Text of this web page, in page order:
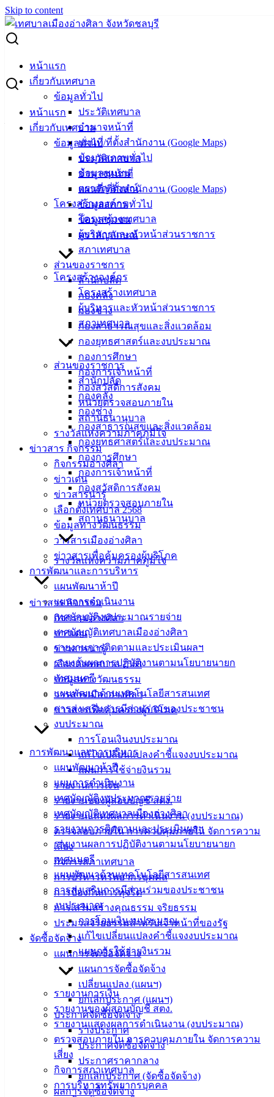
Skip to content
หน้าแรก
เกี่ยวกับเทศบาล
ข้อมูลทั่วไป
ประวัติเทศบาล
อำนาจหน้าที่
แผนที่/ที่ตั้งสำนักงาน (Google Maps)
ข้อมูลสภาพทั่วไป
ข้อมูลชุมชน
ตราสัญลักษณ์
โครงสร้างองค์กร
โครงสร้างเทศบาล
ผู้บริหารและหัวหน้าส่วนราชการ
สภาเทศบาล
ส่วนของราชการ
สำนักปลัด
กองคลัง
กองช่าง
กองสาธารณสุขและสิ่งแวดล้อม
กองยุทธศาสตร์และงบประมาณ
กองการศึกษา
กองการเจ้าหน้าที่
กองสวัสดิการสังคม
หน่วยตรวจสอบภายใน
สถานธนานุบาล
รางวัลแห่งความภาคภูมิใจ
ข่าวสาร กิจกรรม
กิจกรรมอ่างศิลา
ข่าวเด่น
ข่าวสารน่ารู้
เลือกตั้งเทศบาล 2568
ข้อมูลทางวัฒนธรรม
วารสารเมืองอ่างศิลา
ข่าวสารเพื่อคุ้มครองผู้บริโภค
การพัฒนาและการบริหาร
แผนพัฒนาห้าปี
แผนการดำเนินงาน
เทศบัญญัติงบประมาณรายจ่าย
เทศบัญญัติเทศบาลเมืองอ่างศิลา
รายงานการติดตามและประเมินผลฯ
รายงานผลการปฏิบัติงานตามนโยบายนายก
เทศมนตรี
แผนพัฒนาด้านเทคโนโลยีสารสนเทศ
การส่งเสริมการมีส่วนร่วมของประชาชน
งบประมาณ
การโอนเงินงบประมาณ
แก้ไขเปลี่ยนแปลงคำชี้แจงงบประมาณ
แผนการใช้จ่ายงินรวม
รายงานการเงิน
รายงานของผู้สอบบัญชี สตง.
รายงานแสดงผลการดำเนินงาน (งบประมาณ)
ตรวจสอบภายใน การควบคุมภายใน จัดการความ
เสี่ยง
กิจการสภาเทศบาล
การบริหารทรัพยากรบุคคล
การป้องกันการทุจริต
การเสริมสร้างคุณธรรม จริยธรรม
ประมวลจริยธรรมสำหรับเจ้าหน้าที่ของรัฐ
จัดซื้อจัดจ้าง
แผนการจัดซื้อจัดจ้าง
แผนการจัดซื้อจัดจ้าง
เปลี่ยนแปลง (แผนฯ)
ยกเลิกประกาศ (แผนฯ)
ประกาศจัดซื้อจัดจ้าง
ร่างประกาศ
ประกาศจัดซื้อจัดจ้าง
ประกาศราคากลาง
ยกเลิกประกาศ (จัดซื้อจัดจ้าง)
ผลการจัดซื้อจัดจ้าง
หน้าแรก
เกี่ยวกับเทศบาล
ข้อมูลทั่วไป
ประวัติเทศบาล
อำนาจหน้าที่
แผนที่/ที่ตั้งสำนักงาน (Google Maps)
ข้อมูลสภาพทั่วไป
ข้อมูลชุมชน
ตราสัญลักษณ์
โครงสร้างองค์กร
โครงสร้างเทศบาล
ผู้บริหารและหัวหน้าส่วนราชการ
สภาเทศบาล
ส่วนของราชการ
สำนักปลัด
กองคลัง
กองช่าง
กองสาธารณสุขและสิ่งแวดล้อม
กองยุทธศาสตร์และงบประมาณ
กองการศึกษา
กองการเจ้าหน้าที่
กองสวัสดิการสังคม
หน่วยตรวจสอบภายใน
สถานธนานุบาล
รางวัลแห่งความภาคภูมิใจ
ข่าวสาร กิจกรรม
กิจกรรมอ่างศิลา
ข่าวเด่น
ข่าวสารน่ารู้
เลือกตั้งเทศบาล 2568
ข้อมูลทางวัฒนธรรม
วารสารเมืองอ่างศิลา
ข่าวสารเพื่อคุ้มครองผู้บริโภค
การพัฒนาและการบริหาร
แผนพัฒนาห้าปี
แผนการดำเนินงาน
เทศบัญญัติงบประมาณรายจ่าย
เทศบัญญัติเทศบาลเมืองอ่างศิลา
รายงานการติดตามและประเมินผลฯ
รายงานผลการปฏิบัติงานตามนโยบายนายก
เทศมนตรี
แผนพัฒนาด้านเทคโนโลยีสารสนเทศ
การส่งเสริมการมีส่วนร่วมของประชาชน
งบประมาณ
การโอนเงินงบประมาณ
แก้ไขเปลี่ยนแปลงคำชี้แจงงบประมาณ
แผนการใช้จ่ายงินรวม
รายงานการเงิน
รายงานของผู้สอบบัญชี สตง.
รายงานแสดงผลการดำเนินงาน (งบประมาณ)
ตรวจสอบภายใน การควบคุมภายใน จัดการความ
เสี่ยง
กิจการสภาเทศบาล
การบริหารทรัพยากรบุคคล
Search for:
เปลี่ยนแปลงแผนการจัดซื้อจัดจ้าง ประจำปีงบประมาณ พ.ศ.
เปลี่ยนแปลงแผนการจัดซื้อจัดจ้าง ประจำ
ปีงบประมาณ พ.ศ. 2566
พฤษภาคม 18, 2023พฤษภาคม 18, 2023
เปลี่ยนแปลง (แผนฯ)
ประกาศเปลี่ยนแปลงแผนการจัดซื้อจัดจ้าง 2566ดาวน์โหลด
เมืองอ่าง
อ่างศิลา 90/338
อ.เมือง จ.ชลบุรี
142-100-104
บริการ
ประชาชน
ดาวน์โหลด
แบบ
ฟอร์ม,
เอกสาร
คู่มือ
สำหรับ
ประชาชน/
คู่มือการ
ปฏิบัติ
งาน
ข่าวสาร
น่ารู้
ศุนย์
ข้อมูล
อิเล็กทรอนิกส์
องค์
ความรู้
(Knowledge
Management)
เทศบาล
สายตรง
นายก
ประวัติ
เทศบาล
ผู้บริหาร
ราชการ
เทศบาล
สงวนลิขสิทธิ์ © 2563 เทศบาลเมืองอ่างศิลา จังหวัดชลบุรี |
angsilacity.go.th | Powered byBuuscript